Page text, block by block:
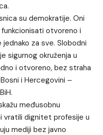
su demokratije. Oni
otvoreno i
za sve. Slobodni
sigurnog okruženja u
i otvoreno, bez straha
i Hercegovini –
međusobnu
vratili dignitet profesije u
mediji bez javno